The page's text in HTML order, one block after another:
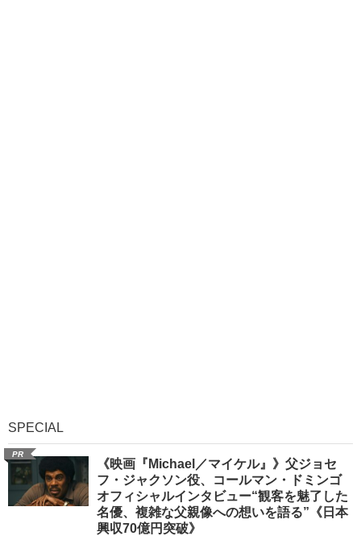
SPECIAL
PR
《映画『Michael／マイケル』》父ジョセ
フ・ジャクソン役、コールマン・ドミンゴ
オフィシャルインタビュー“観客を魅了した
名優、複雑な父親像への想いを語る”《日本
興収70億円突破》